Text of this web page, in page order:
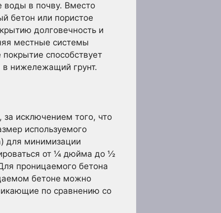
воды в почву. Вместо
бетон или пористое
долговечность и
местные системы
способствует
в нижележащий грунт.
исключением того, что
используемого
для минимизации
от ¼ дюйма до ½
проницаемого бетона
бетоне можно
по сравнению со